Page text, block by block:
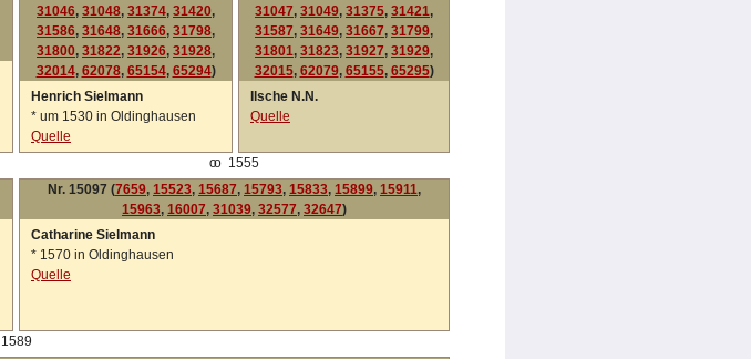
31046, 31048, 31374, 31420,
31586, 31648, 31666, 31798,
31800, 31822, 31926, 31928,
32014, 62078, 65154, 65294)
Henrich Sielmann
* um 1530 in Oldinghausen
Quelle
31047, 31049, 31375, 31421,
31587, 31649, 31667, 31799,
31801, 31823, 31927, 31929,
32015, 62079, 65155, 65295)
Ilsche N.N.
Quelle
oo
1555
Nr. 15097 (7659, 15523, 15687, 15793, 15833, 15899, 15911,
15963, 16007, 31039, 32577, 32647)
Catharine Sielmann
* 1570 in Oldinghausen
Quelle
1589